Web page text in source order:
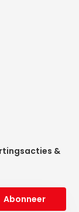
&
Abonneer